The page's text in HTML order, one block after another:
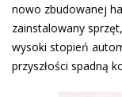
nowo zbudowanej
zainstalowany
wysoki stopień
przyszłości spadną